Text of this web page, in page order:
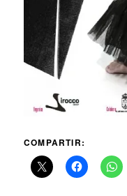
COMPARTIR: